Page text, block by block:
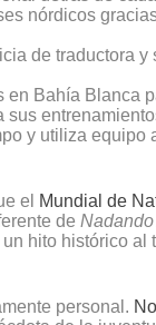
nórdicos
de traductora y
Bahía Blanca
y utiliza equipo
el
Mundial de
de
hito histórico al
personal.